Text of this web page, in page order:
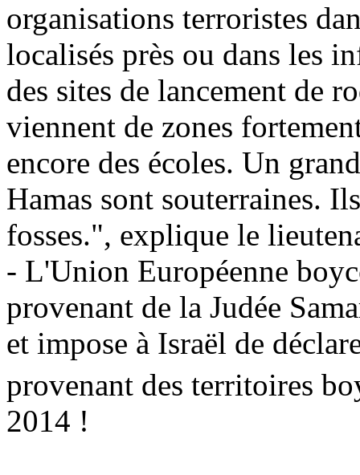
organisations terroristes
localisés près ou dans les
des sites de lancement de
viennent de zones
encore des écoles. Un
Hamas sont souterraines.
fosses.", explique le
- L'Union Européenne
provenant de la Judée
et impose à Israël de
provenant des territoires
2014 !